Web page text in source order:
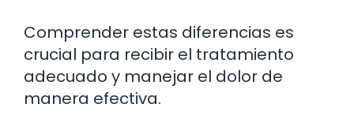
Comprender estas diferencias es
crucial para recibir el tratamiento
adecuado y manejar el dolor de
manera efectiva.